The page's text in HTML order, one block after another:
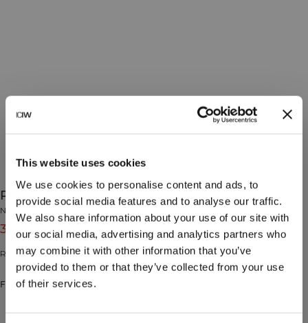
This website uses cookies
We use cookies to personalise content and ads, to
provide social media features and to analyse our traffic.
We also share information about your use of our site with
our social media, advertising and analytics partners who
may combine it with other information that you’ve
provided to them or that they’ve collected from your use
of their services.
Reflective Arm Band Neon Yellow
No Brand
30 NOK149 NOK (-80%)
Refleksbånd med ICIW-logo.
Farge: Neon Yellow